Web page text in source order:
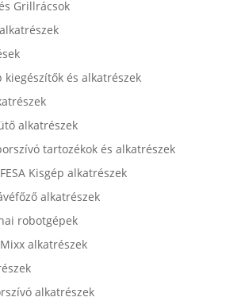
Grillrácsok
és alkatrészek
alkatrészek
tartozékok és alkatrészek
Kisgép alkatrészek
alkatrészek
robotgépek
alkatrészek
alkatrészek